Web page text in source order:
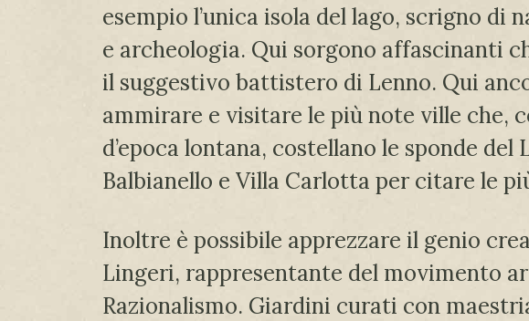
esempio l’unica isola del lago, scrigno di
e archeologia. Qui sorgono affascinanti
il suggestivo battistero di Lenno. Qui
ammirare e visitare le più note ville che,
d’epoca lontana, costellano le sponde del
Balbianello e Villa Carlotta per citare le
Inoltre è possibile apprezzare il genio
Lingeri, rappresentante del movimento
Razionalismo. Giardini curati con